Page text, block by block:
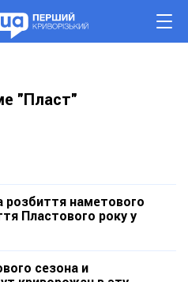
"Пласт"
розбиття наметового
Пластового року у
сезона и